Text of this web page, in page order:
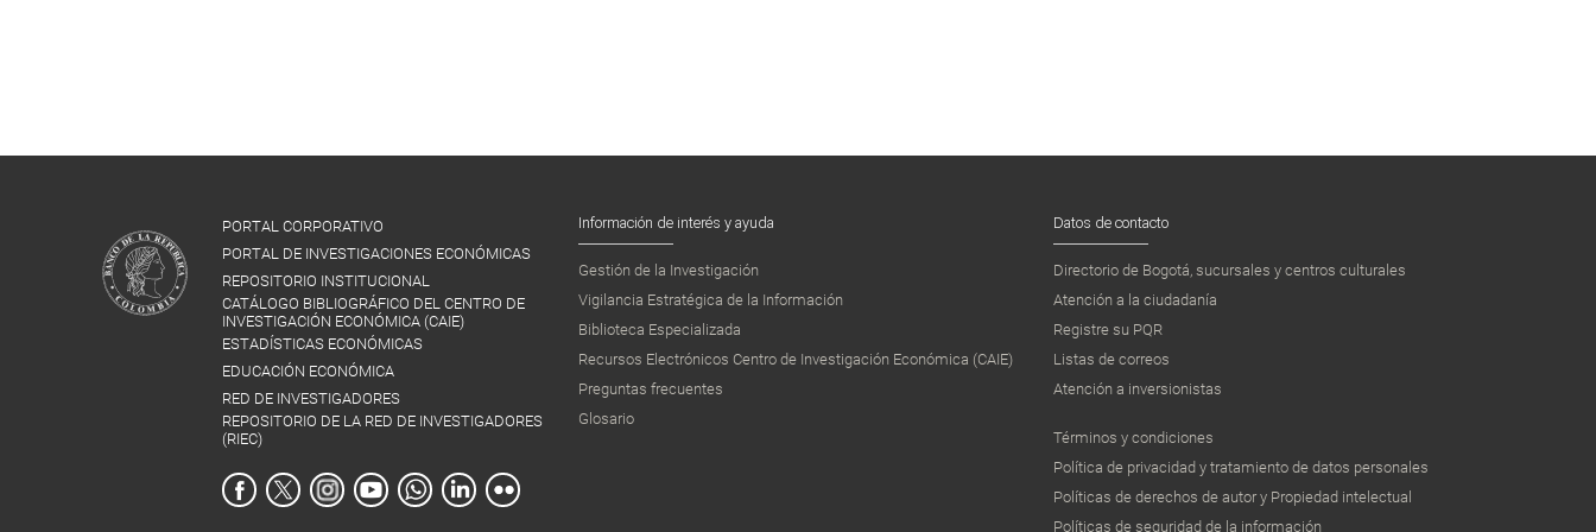
PORTAL CORPORATIVO
PORTAL DE INVESTIGACIONES ECONÓMICAS
REPOSITORIO INSTITUCIONAL
CATÁLOGO BIBLIOGRÁFICO DEL CENTRO DE
INVESTIGACIÓN ECONÓMICA (CAIE)
ESTADÍSTICAS ECONÓMICAS
EDUCACIÓN ECONÓMICA
RED DE INVESTIGADORES
REPOSITORIO DE LA RED DE INVESTIGADORES
(RIEC)
Información de interés y ayuda
Gestión de la Investigación
Vigilancia Estratégica de la Información
Biblioteca Especializada
Recursos Electrónicos Centro de Investigación Económica (CAIE)
Preguntas frecuentes
Glosario
Datos de contacto
Directorio de Bogotá, sucursales y centros culturales
Atención a la ciudadanía
Registre su PQR
Listas de correos
Atención a inversionistas
Términos y condiciones
Política de privacidad y tratamiento de datos personales
Políticas de derechos de autor y Propiedad intelectual
Políticas de seguridad de la información